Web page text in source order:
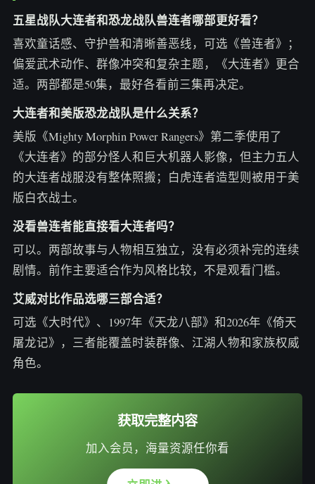
五星战队大连者和恐龙战队兽连者哪部更好看？
喜欢童话感、守护兽和清晰善恶线，可选《兽连者》；
偏爱武术动作、群像冲突和复杂主题，《大连者》更合
适。两部都是50集，最好各看前三集再决定。
大连者和美版恐龙战队是什么关系？
美版《Mighty Morphin Power Rangers》第二季使用了
《大连者》的部分怪人和巨大机器人影像，但主力五人
的大连者战服没有整体照搬；白虎连者造型则被用于美
版白衣战士。
没看兽连者能直接看大连者吗？
可以。两部故事与人物相互独立，没有必须补完的连续
剧情。前作主要适合作为风格比较，不是观看门槛。
艾威对比作品选哪三部合适？
可选《大时代》、1997年《天龙八部》和2026年《倚天
屠龙记》，三者能覆盖时装群像、江湖人物和家族权威
角色。
获取完整内容
加入会员，海量资源任你看